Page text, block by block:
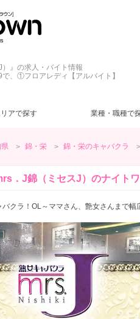
』の求人・バイト情報
、①フロアレディ【アルバイト】
アで探す
(8) 名駅・中
・小牧 (1) 一宮・稲
その他 (2)
(2) 三重県そ
業種・職種で
ジ (1) フロアレ
由 (5) LINE質問
不要 (3) 交通費支
歓迎 (26) 経験者優
士歓迎 (12) 自由シフ
(1) 少人数の
(2) 服装自由
業 (16) 祝日営業
(1)
錦・栄 錦・栄のキャバクラ
．J錦（ミセスJ）のナイト
バクラ！OL～ママさん、艶女さんまで